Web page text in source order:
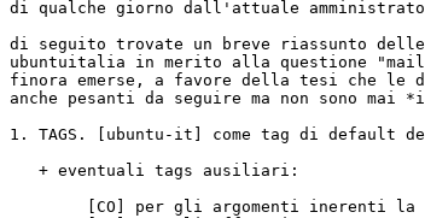
di qualche giorno dall'attuale
di seguito trovate un breve riassunto
ubuntuitalia in merito alla questione
finora emerse, a favore della tesi che le
anche pesanti da seguire ma non sono
1. TAGS. [ubuntu-it] come tag di default